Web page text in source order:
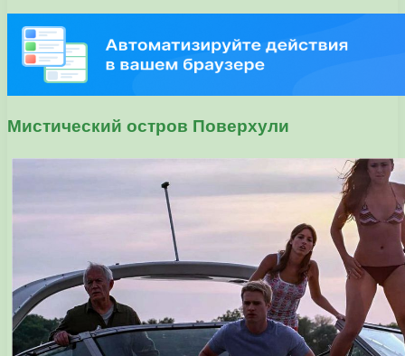
Мистический остров Поверхули